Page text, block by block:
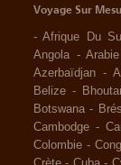
Voyage Sur
-Afrique Du
Angola -
Azerbaïdjan -
Belize -
Botswana -
Cambodge -
Colombie -